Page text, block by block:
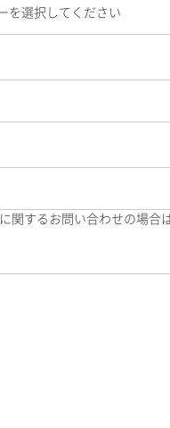
関するお問い合わせの場合